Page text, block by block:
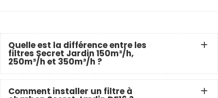
Quelle est la différence entre les
filtres Secret Jardin 150m³/h,
250m³/h et 350m³/h ?
Comment installer un filtre à